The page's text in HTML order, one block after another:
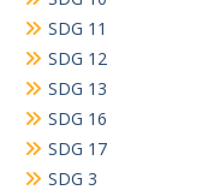
SDG 11
SDG 12
SDG 13
SDG 16
SDG 17
SDG 3